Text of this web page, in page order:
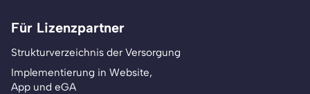
Für Lizenzpartner
Strukturverzeichnis der Versorgung
Implementierung in Website,
App und eGA